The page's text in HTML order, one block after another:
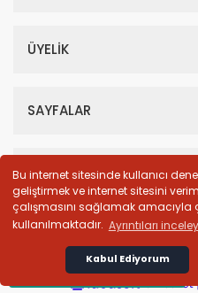
Bu internet sitesinde kullanıcı
geliştirmek ve internet sitesini
çalışmasını sağlamak amacıyla
kullanılmaktadır. Ayrıntıları
Kabul Ediyorum
Whatsapp İletişim
ÜYELİK
SAYFALAR
HESABIM
© Tüm Hakları Saklıdır. Kredi
ideasoft